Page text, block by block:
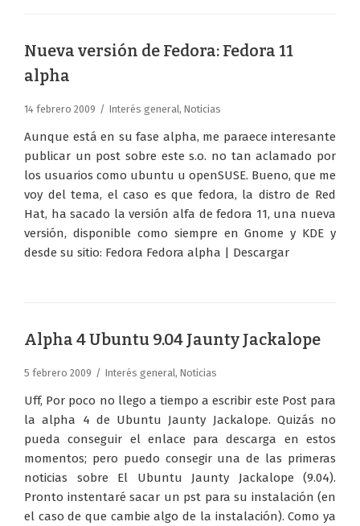
Nueva versión de Fedora: Fedora 11
alpha
14 febrero 2009 Interés general, Noticias
Aunque está en su fase alpha, me paraece interesante
publicar un post sobre este s.o. no tan aclamado por
los usuarios como ubuntu u openSUSE. Bueno, que me
voy del tema, el caso es que fedora, la distro de Red
Hat, ha sacado la versión alfa de fedora 11, una nueva
versión, disponible como siempre en Gnome y KDE y
desde su sitio: Fedora Fedora alpha | Descargar
Alpha 4 Ubuntu 9.04 Jaunty Jackalope
5 febrero 2009 Interés general, Noticias
Uff, Por poco no llego a tiempo a escribir este Post para
la alpha 4 de Ubuntu Jaunty Jackalope. Quizás no
pueda conseguir el enlace para descarga en estos
momentos; pero puedo consegir una de las primeras
noticias sobre El Ubuntu Jaunty Jackalope (9.04).
Pronto instentaré sacar un pst para su instalación (en
el caso de que cambie algo de la instalación). Como ya